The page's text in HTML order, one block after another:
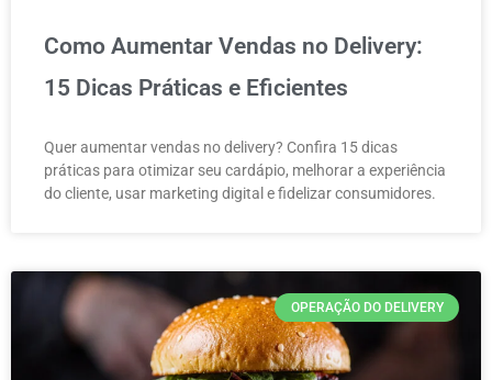
Como Aumentar Vendas no Delivery:
15 Dicas Práticas e Eficientes
Quer aumentar vendas no delivery? Confira 15 dicas
práticas para otimizar seu cardápio, melhorar a experiência
do cliente, usar marketing digital e fidelizar consumidores.
OPERAÇÃO DO DELIVERY